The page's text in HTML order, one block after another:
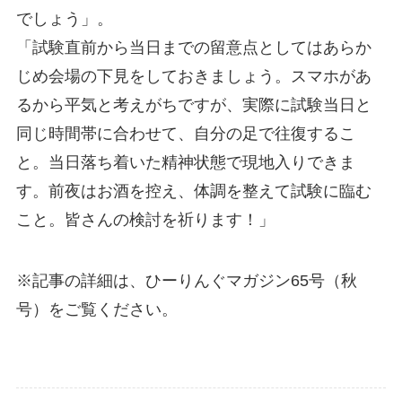
でしょう」。
「試験直前から当日までの留意点としてはあらか
じめ会場の下見をしておきましょう。スマホがあ
るから平気と考えがちですが、実際に試験当日と
同じ時間帯に合わせて、自分の足で往復するこ
と。当日落ち着いた精神状態で現地入りできま
す。前夜はお酒を控え、体調を整えて試験に臨む
こと。皆さんの検討を祈ります！」
※記事の詳細は、ひーりんぐマガジン65号（秋
号）をご覧ください。